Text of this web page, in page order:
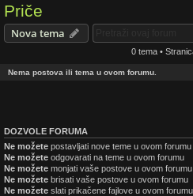
Priče
Nova tema
0 tema •
Nema postova ili tema u ovom forumu.
DOZVOLE FORUMA
Ne možete postavljati nove teme u ovom forumu
Ne možete odgovarati na teme u ovom forumu
Ne možete monjati vaše postove u ovom forumu
Ne možete brisati vaše postove u ovom forumu
Ne možete slati prikačene fajlove u ovom forumu